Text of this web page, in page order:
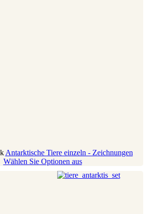
Antarktische Tiere einzeln - Zeichnungen
Wählen Sie Optionen aus